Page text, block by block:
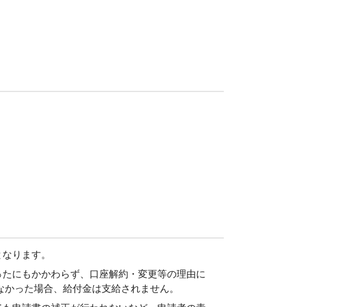
ります。
にもかかわらず、口座解約・変更等の理由に
った場合、給付金は支給されません。